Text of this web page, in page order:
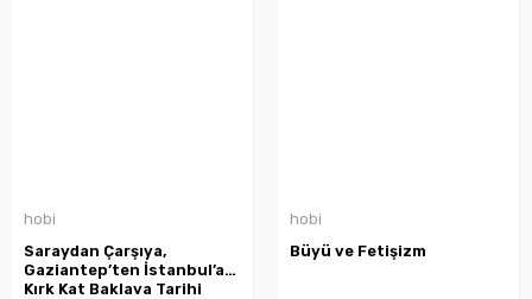
hobi
Saraydan Çarşıya,
Gaziantep’ten İstanbul’a
Kırk Kat Baklava Tarihi
hobi
Büyü ve Fetişizm